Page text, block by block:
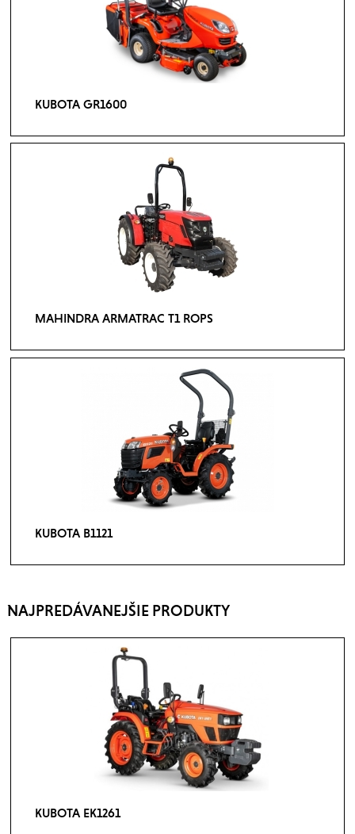
KUBOTA GR1600
MAHINDRA ARMATRAC T1 ROPS
KUBOTA B1121
NAJPREDÁVANEJŠIE PRODUKTY
KUBOTA EK1261